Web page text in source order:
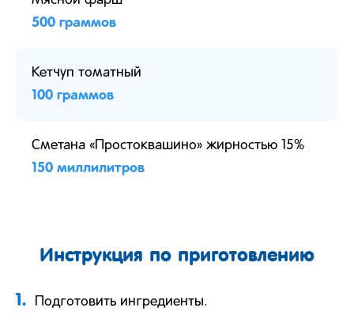
500 граммов
Кетчуп томатный
100 граммов
Сметана «Простоквашино» жирностью 15%
150 миллилитров
Инструкция по приготовлению
1. Подготовить ингредиенты.